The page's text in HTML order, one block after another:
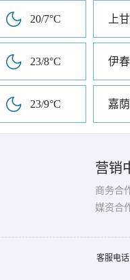
20/7°C
23/8°C 伊
23/9°C
营销
商务合
媒资合
客服电